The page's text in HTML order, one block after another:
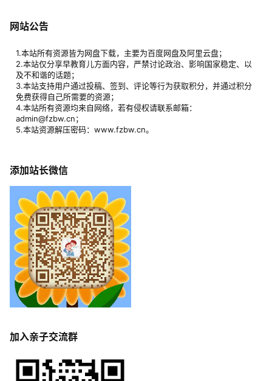
网站公告
1.本站所有资源皆为网盘下载，主要为百度网盘及阿里云盘；
2.本站仅分享早教育儿方面内容，严禁讨论政治、影响国家稳定、以
及不和谐的话题；
3.本站支持用户通过投稿、签到、评论等行为获取积分，并通过积分
免费获得自己所需要的资源；
4.本站所有资源均来自网络，若有侵权请联系邮箱：
admin@fzbw.cn；
5.本站资源解压密码：www.fzbw.cn。
添加站长微信
加入亲子交流群